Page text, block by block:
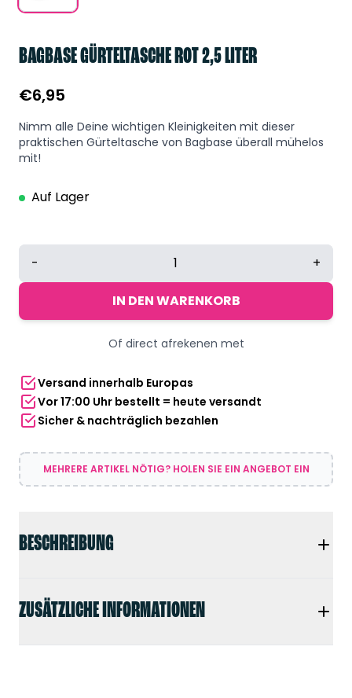
BESCHREIBUNG
ZUSÄTZLICHE INFORMATIONEN
BAGBASE GÜRTELTASCHE ROT 2,5 LITER
€6,95
Nimm alle Deine wichtigen Kleinigkeiten mit dieser
praktischen Gürteltasche von Bagbase überall mühelos
mit!
Auf Lager
Bagbase
rot
- +
IN DEN WARENKORB
Of direct afrekenen met
Versand innerhalb Europas
Vor 17:00 Uhr bestellt = heute versandt
Sicher & nachträglich bezahlen
MEHRERE ARTIKEL NÖTIG? HOLEN SIE EIN ANGEBOT EIN